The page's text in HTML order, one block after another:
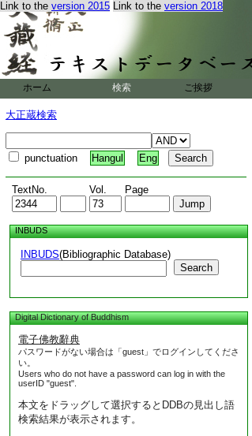
Link to the version 2015 Link to the version 2018
ホーム 検索 ご挨拶
大正蔵検索
punctuation Hangul Eng
TextNo. Vol. Page
INBUDS
INBUDS(Bibliographic Database)
Search
Digital Dictionary of Buddhism
電子佛教辭典
パスワードがない場合は「guest」でログインしてくださ
い。
Users who do not have a password can log in with the
userID "guest".
本文をドラッグして選択するとDDBの見出し語
検索結果が表示されます。